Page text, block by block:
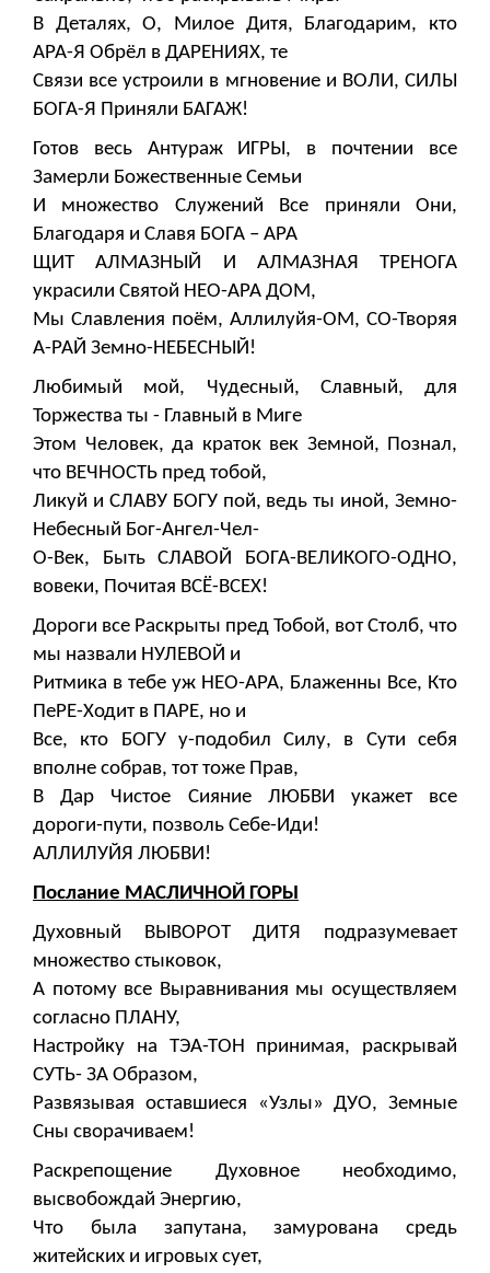
В Деталях, О, Милое Дитя, Благодарим, кто
АРА-Я Обрёл в ДАРЕНИЯХ, те
Связи все устроили в мгновение и ВОЛИ, СИЛЫ
БОГА-Я Приняли БАГАЖ!
Готов весь Антураж ИГРЫ, в почтении все
Замерли Божественные Семьи
И множество Служений Все приняли Они,
Благодаря и Славя БОГА – АРА
ЩИТ АЛМАЗНЫЙ И АЛМАЗНАЯ ТРЕНОГА
украсили Святой НЕО-АРА ДОМ,
Мы Славления поём, Аллилуйя-ОМ, СО-Творяя
А-РАЙ Земно-НЕБЕСНЫЙ!
Любимый мой, Чудесный, Славный, для
Торжества ты - Главный в Миге
Этом Человек, да краток век Земной, Познал,
что ВЕЧНОСТЬ пред тобой,
Ликуй и СЛАВУ БОГУ пой, ведь ты иной, Земно-
Небесный Бог-Ангел-Чел-
О-Век, Быть СЛАВОЙ БОГА-ВЕЛИКОГО-ОДНО,
вовеки, Почитая ВСЁ-ВСЕХ!
Дороги все Раскрыты пред Тобой, вот Столб, что
мы назвали НУЛЕВОЙ и
Ритмика в тебе уж НЕО-АРА, Блаженны Все, Кто
ПеРЕ-Ходит в ПАРЕ, но и
Все, кто БОГУ у-подобил Силу, в Сути себя
вполне собрав, тот тоже Прав,
В Дар Чистое Сияние ЛЮБВИ укажет все
дороги-пути, позволь Себе-Иди!
АЛЛИЛУЙЯ ЛЮБВИ!
Послание МАСЛИЧНОЙ ГОРЫ
Духовный ВЫВОРОТ ДИТЯ подразумевает
множество стыковок,
А потому все Выравнивания мы осуществляем
согласно ПЛАНУ,
Настройку на ТЭА-ТОН принимая, раскрывай
СУТЬ- ЗА Образом,
Развязывая оставшиеся «Узлы» ДУО, Земные
Сны сворачиваем!
Раскрепощение Духовное необходимо,
высвобождай Энергию,
Что была запутана, замурована средь
житейских и игровых сует,